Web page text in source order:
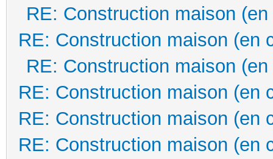
RE: Construction maison
RE: Construction maison (en
RE: Construction maison
RE: Construction maison (en
RE: Construction maison (en
RE: Construction maison (en